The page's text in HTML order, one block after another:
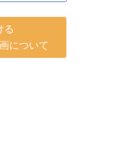
る
について